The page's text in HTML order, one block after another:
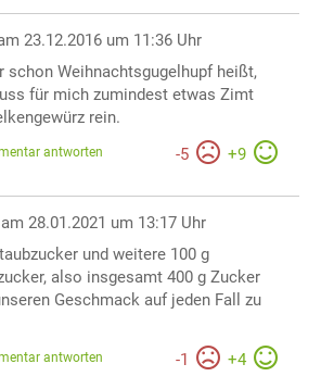
23.12.2016 um 11:36 Uhr
schon Weihnachtsgugelhupf heißt,
für mich zumindest etwas Zimt
rein.
-5 +9
antworten
am 28.01.2021 um 13:17 Uhr
und weitere 100 g
also insgesamt 400 g Zucker
Geschmack auf jeden Fall zu
-1 +4
antworten